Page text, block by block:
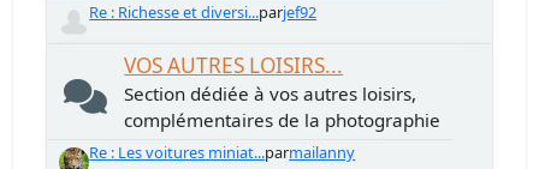
Re : Richesse et diversi...parjef92
VOS AUTRES LOISIRS...
Section dédiée à vos autres loisirs,
complémentaires de la photographie
Re : Les voitures miniat...parmailanny